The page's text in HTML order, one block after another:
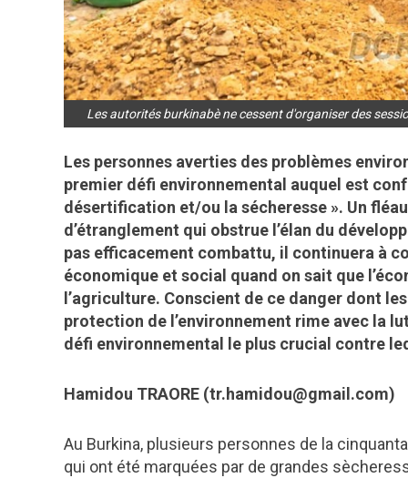
Les autorités burkinabè ne cessent d'organiser des
Les personnes averties des problèmes
premier défi environnemental auquel est
désertification et/ou la sécheresse ». Un
d’étranglement qui obstrue l’élan du
pas efficacement combattu, il continuera à
économique et social quand on sait que
l’agriculture. Conscient de ce danger dont
protection de l’environnement rime avec la
défi environnemental le plus crucial contre
Hamidou TRAORE (tr.hamidou@gmail.com)
Au Burkina, plusieurs personnes de la
qui ont été marquées par de grandes